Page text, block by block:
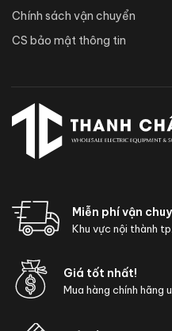
Chính sách vận chuyển
CS bảo mật thông tin
Miễn phí vận
Khu vực nội thành
Giá tốt nhất!
Mua hàng chính hãng